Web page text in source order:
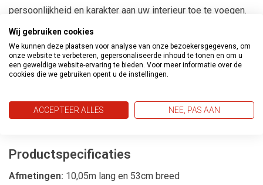
persoonlijkheid en karakter aan uw interieur toe te voegen.
Transformeer Uw Ruimtes
Met de Metropolis behangcollectie kunt u eenvoudig een
gedurfde en moderne sfeer creëren in uw huis. Of het nu
trendy accent in de slaapkamer, deze collectie biedt de
Productspecificaties
Afmetingen: 10,05m lang en 53cm breed
Wij gebruiken cookies
We kunnen deze plaatsen voor analyse van onze bezoekersgegevens, om
onze website te verbeteren, gepersonaliseerde inhoud te tonen en om u
een geweldige website-ervaring te bieden. Voor meer informatie over de
cookies die we gebruiken opent u de instellingen.
ACCEPTEER ALLES NEE, PAS AAN